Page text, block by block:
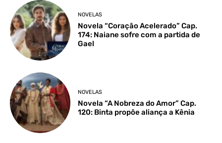
NOVELAS
Novela “Coração Acelerado” Cap.
174: Naiane sofre com a partida de
Gael
NOVELAS
Novela “A Nobreza do Amor” Cap.
120: Binta propõe aliança a Kênia